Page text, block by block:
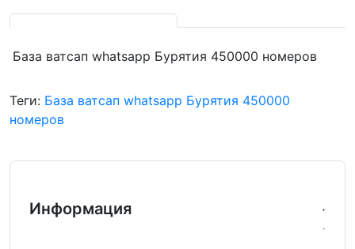
База ватсап whatsapp Бурятия 450000 номеров
Теги: База ватсап whatsapp Бурятия 450000
номеров
Информация